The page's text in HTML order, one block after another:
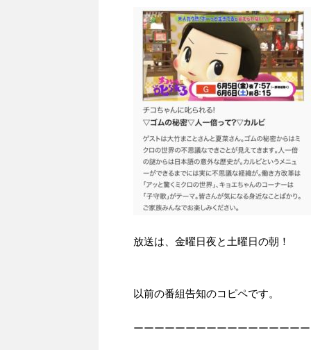
放送は、金曜日夜と土曜日の朝！
以前の番組告知のコピペです。
ーーーーーーーーーーーーーーーー